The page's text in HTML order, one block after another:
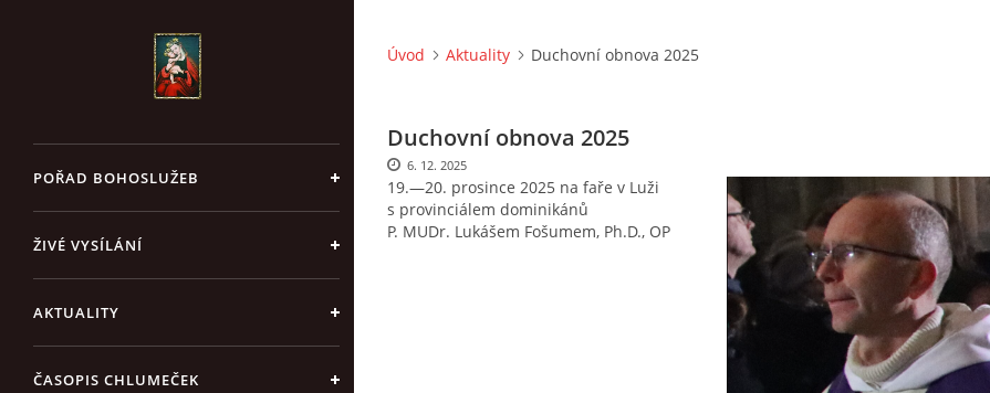
POŘAD BOHOSLUŽEB
ŽIVÉ VYSÍLÁNÍ
AKTUALITY
ČASOPIS CHLUMEČEK
Úvod Aktuality Duchovní obnova 2025
Duchovní obnova 2025
19.—20. prosince 2025 na faře v Luži
s provinciálem dominikánů
P. MUDr. Lukášem Fošumem, Ph.D., OP
6. 12. 2025